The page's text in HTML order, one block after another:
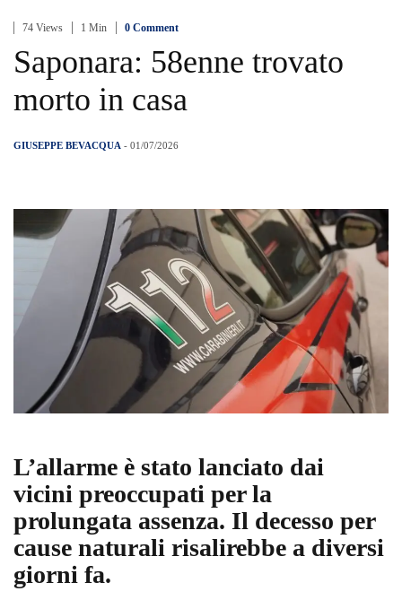
74 Views 1 Min 0 Comment
Saponara: 58enne trovato
morto in casa
GIUSEPPE BEVACQUA - 01/07/2026
L’allarme è stato lanciato dai
vicini preoccupati per la
prolungata assenza. Il decesso per
cause naturali risalirebbe a diversi
giorni fa.